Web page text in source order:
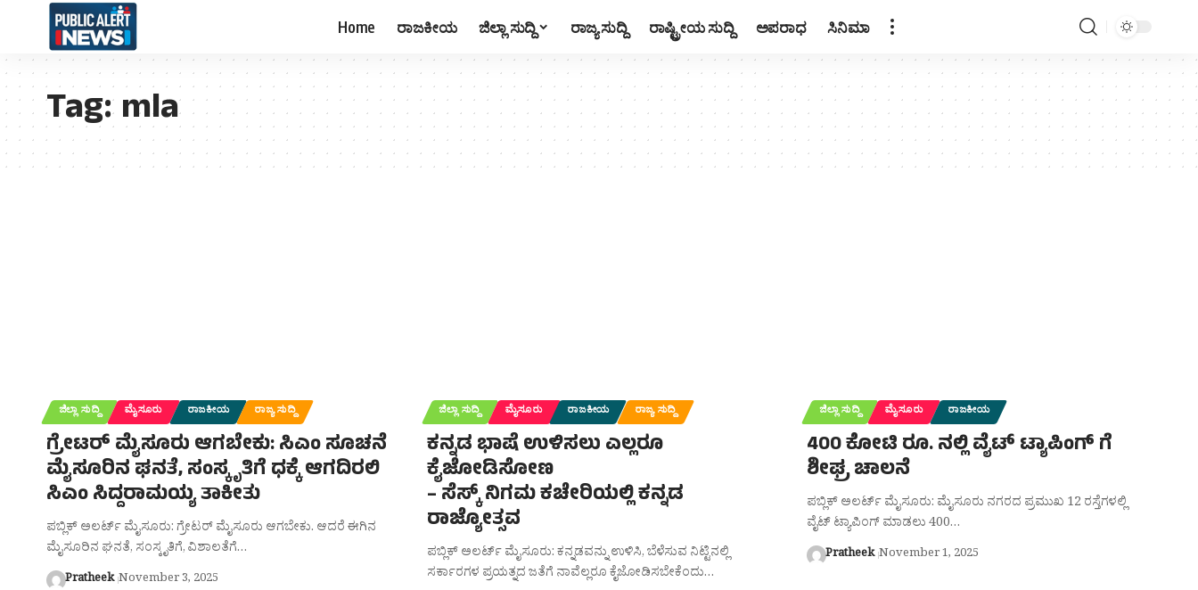
Home ರಾಜಕೀಯ ಜಿಲ್ಲಾ ಸುದ್ದಿ ರಾಜ್ಯ ಸುದ್ದಿ ರಾಷ್ಟ್ರೀಯ ಸುದ್ದಿ ಅಪರಾಧ ಸಿನಿಮಾ
Tag:mla
ಜಿಲ್ಲಾ ಸುದ್ದಿ ಮೈಸೂರು ರಾಜಕೀಯ ರಾಜ್ಯ ಸುದ್ದಿ
ಗ್ರೇಟರ್ ಮೈಸೂರು ಆಗಬೇಕು: ಸಿಎಂ ಸೂಚನೆ
ಮೈಸೂರಿನ ಘನತೆ, ಸಂಸ್ಕೃತಿಗೆ ಧಕ್ಕೆ ಆಗದಿರಲಿ
ಸಿಎಂ ಸಿದ್ದರಾಮಯ್ಯ ತಾಕೀತು
ಪಬ್ಲಿಕ್ ಅಲರ್ಟ್ ಮೈಸೂರು: ಗ್ರೇಟರ್ ಮೈಸೂರು ಆಗಬೇಕು. ಆದರೆ ಈಗಿನ
ಮೈಸೂರಿನ ಘನತೆ, ಸಂಸ್ಕೃತಿಗೆ, ವಿಶಾಲತೆಗೆ…
Pratheek November 3, 2025
ಜಿಲ್ಲಾ ಸುದ್ದಿ ಮೈಸೂರು ರಾಜಕೀಯ ರಾಜ್ಯ ಸುದ್ದಿ
ಕನ್ನಡ ಭಾಷೆ ಉಳಿಸಲು ಎಲ್ಲರೂ
ಕೈಜೋಡಿಸೋಣ
– ಸೆಸ್ಕ್‌ ನಿಗಮ ಕಚೇರಿಯಲ್ಲಿ ಕನ್ನಡ
ರಾಜ್ಯೋತ್ಸವ
ಪಬ್ಲಿಕ್ ಅಲರ್ಟ್ ಮೈಸೂರು: ಕನ್ನಡವನ್ನು ಉಳಿಸಿ, ಬೆಳೆಸುವ ನಿಟ್ಟಿನಲ್ಲಿ
ಸರ್ಕಾರಗಳ ಪ್ರಯತ್ನದ ಜತೆಗೆ ನಾವೆಲ್ಲರೂ ಕೈಜೋಡಿಸಬೇಕೆಂದು…
ಜಿಲ್ಲಾ ಸುದ್ದಿ ಮೈಸೂರು ರಾಜಕೀಯ
400 ಕೋಟಿ ರೂ. ನಲ್ಲಿ ವೈಟ್ ಟ್ಯಾಪಿಂಗ್ ಗೆ
ಶೀಘ್ರ ಚಾಲನೆ
ಪಬ್ಲಿಕ್ ಅಲರ್ಟ್ ಮೈಸೂರು: ಮೈಸೂರು ನಗರದ ಪ್ರಮುಖ 12 ರಸ್ತೆಗಳಲ್ಲಿ
ವೈಟ್ ಟ್ಯಾಪಿಂಗ್ ಮಾಡಲು 400…
Pratheek November 1, 2025